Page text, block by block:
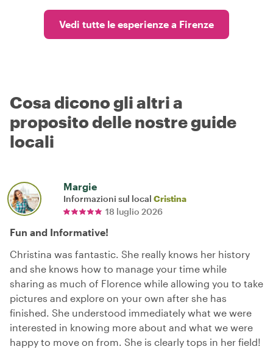
Vedi tutte le esperienze a Firenze
Cosa dicono gli altri a
proposito delle nostre guide
locali
Margie
Informazioni sul local Cristina
18 luglio 2026
Fun and Informative!
Christina was fantastic. She really knows her history
and she knows how to manage your time while
sharing as much of Florence while allowing you to take
pictures and explore on your own after she has
finished. She understood immediately what we were
interested in knowing more about and what we were
happy to move on from. She is clearly tops in her field!